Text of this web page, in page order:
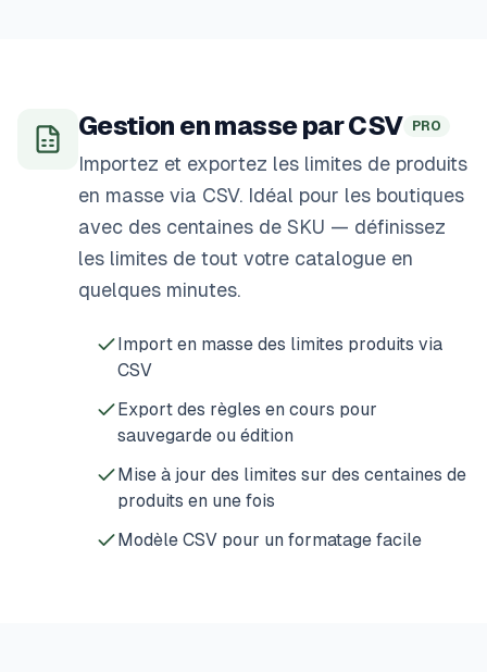
Gestion en masse par CSV PRO
Importez et exportez les limites de produits
en masse via CSV. Idéal pour les boutiques
avec des centaines de SKU — définissez
les limites de tout votre catalogue en
quelques minutes.
Import en masse des limites produits via
CSV
Export des règles en cours pour
sauvegarde ou édition
Mise à jour des limites sur des centaines de
produits en une fois
Modèle CSV pour un formatage facile